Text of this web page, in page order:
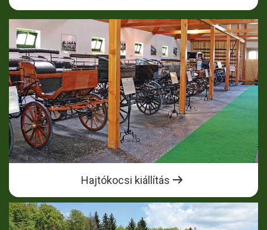
Hajtókocsi kiállítás